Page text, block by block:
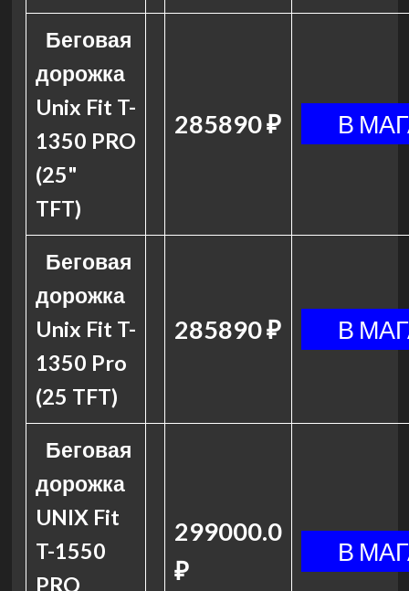
Беговая
дорожка
Unix Fit T-
1350 PRO
(25"
TFT)
285890 ₽
Беговая
дорожка
Unix Fit T-
1350 Pro
(25 TFT)
285890 ₽
Беговая
дорожка
UNIX Fit
T-1550
PRO
299000.0
₽